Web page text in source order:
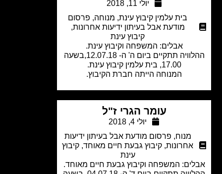
בית עלמין קיבוץ עינת,מנוחה, פרסום
מודעת אבל בעיתון ידיעות אחרונות,
קיבוץ עינת
אבלים: המשפחה וקיבוץ עינת.
ההלוויה תתקיים ביום ה' ה- 12.07.18,בשעה
המנוחה הייתה חברת הקיבוץ.
עומר הגרי ז"ל
פרסום מודעת אבל בעיתון ידיעות
אחרונות,קיבוץ גבעת חיים מאוחד, קיבוץ
המשפחה וקיבוץ גבעת חיים מאוחד.